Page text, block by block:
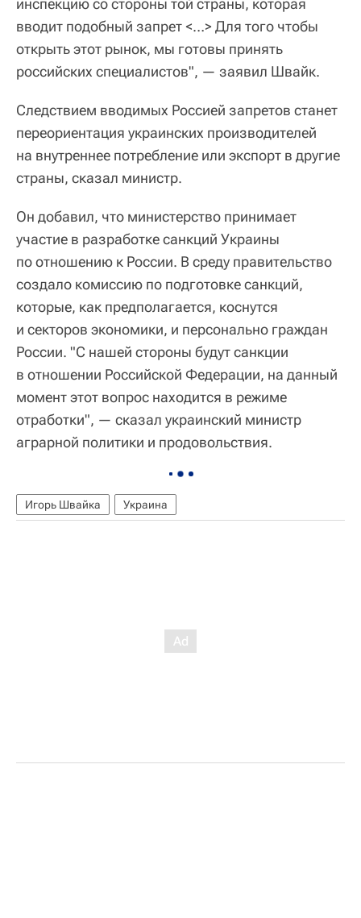
инспекцию со стороны той страны, которая
вводит подобный запрет <…> Для того чтобы
открыть этот рынок, мы готовы принять
российских специалистов", — заявил Швайк.
Следствием вводимых Россией запретов станет
переориентация украинских производителей
на внутреннее потребление или экспорт в другие
страны, сказал министр.
Он добавил, что министерство принимает
участие в разработке санкций Украины
по отношению к России. В среду правительство
создало комиссию по подготовке санкций,
которые, как предполагается, коснутся
и секторов экономики, и персонально граждан
России. "С нашей стороны будут санкции
в отношении Российской Федерации, на данный
момент этот вопрос находится в режиме
отработки", — сказал украинский министр
аграрной политики и продовольствия.
Игорь Швайка Украина